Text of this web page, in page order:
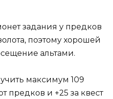
задания у предков
поэтому хорошей
альтами.
максимум 109
предков и +25 за квест